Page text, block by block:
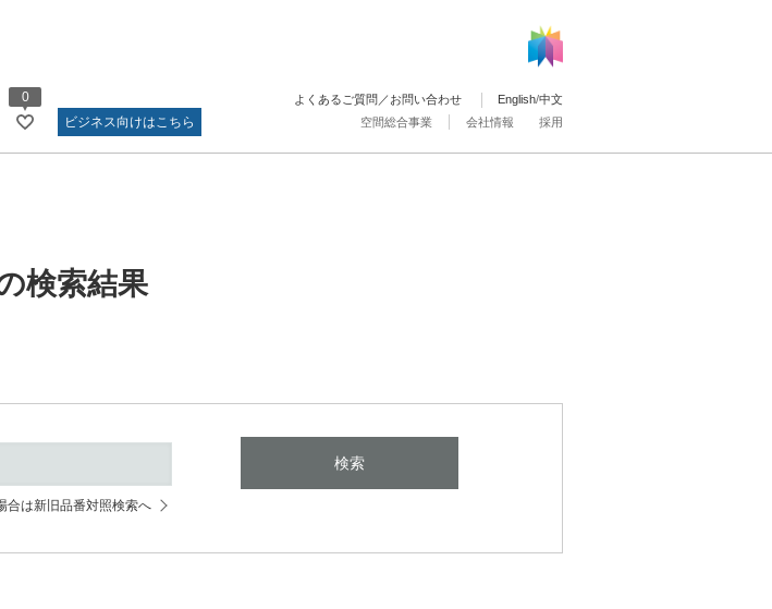
0
ビジネス向けはこちら
空間総合事業 会社情報 採用
よくあるご質問／お問い合わせ English/中文
検索結果
検索
合は新旧品番対照検索へ